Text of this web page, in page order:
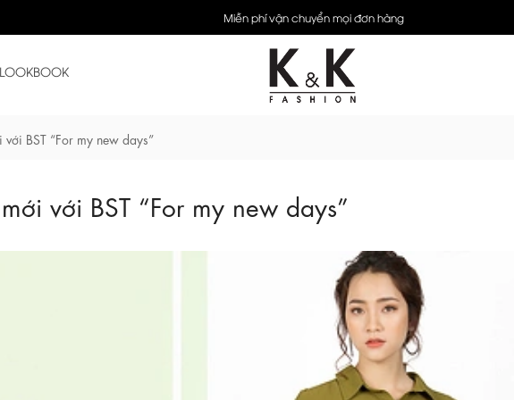
Miễn phí vận chuyển mọi đơn hàng
LOOKBOOK
BST “For my new days”
với BST “For my new days”